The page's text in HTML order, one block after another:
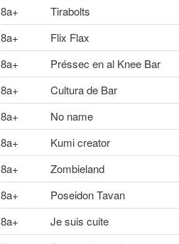
8a+
Tirabolts
8a+
Flix Flax
8a+
Préssec en al Knee Bar
8a+
Cultura de Bar
8a+
No name
8a+
Kumi creator
8a+
Zombieland
8a+
Poseidon Tavan
8a+
Je suis cuite